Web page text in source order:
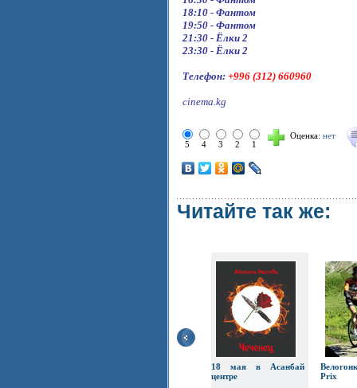
18:10 - Фантом
19:50 - Фантом
21:30 - Ёлки 2
23:30 - Ёлки 2
Телефон: +996 (312) 660960
cinema.kg
5 4 3 2 1
Оценка: нет
Читайте так же:
18 мая в Асанбай
центре
Prix